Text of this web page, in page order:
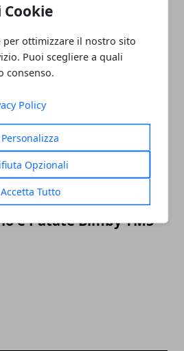
Cookie
per ottimizzare il nostro sito
Puoi scegliere a quali
consenso.
Policy
Personalizza
Opzionali
Accetta Tutto
pasta con il Bimby
e Patate Bimby TM5